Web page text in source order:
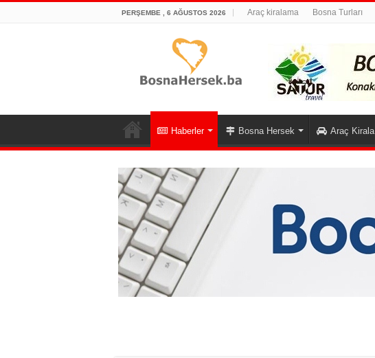
PERŞEMBE , 6 AĞUSTOS 2026 Araç kiralama Bosna Turları
Haberler Bosna Hersek Araç Kirala